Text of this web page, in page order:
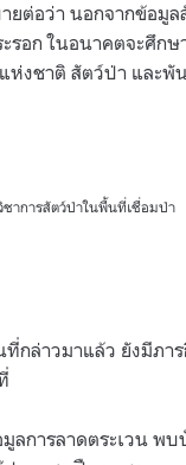
ยต่อว่า นอกจากข้อมู
รอก ในอนาคตจะศึก
ห่งชาติ สัตว์ป่า และพั
ชาการสัตว์ป่าในพื้นที่เชื่อมป่า
ที่กล่าวมาแล้ว ยังมีภา
มูลการลาดตระเวน